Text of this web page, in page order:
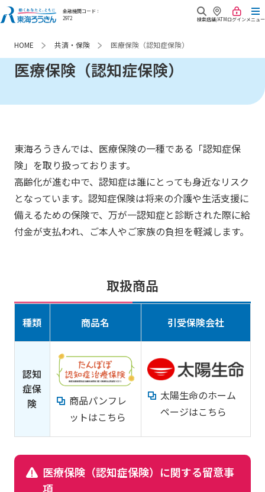
金融機関コード：
2972
検索店舗/ATMログインメニュー
キャンペーン
東海ろうきん
について
商品・サービス
ローン
各種サービス
相続
共済・保険
Webローン申込み
よくあるご質問
各種お問合せ
各種帳票ダウンロード
HOME 共済・保険 医療保険（認知症保険）
医療保険（認知症保険）
東海ろうきんでは、医療保険の一種である「認知症保
険」を取り扱っております。
高齢化が進む中で、認知症は誰にとっても身近なリスク
となっています。認知症保険は将来の介護や生活支援に
備えるための保険で、万が一認知症と診断された際に給
付金が支払われ、ご本人やご家族の負担を軽減します。
取扱商品
種類 商品名 引受保険会社
認知
症保
険
商品パンフレ
ットはこちら
太陽生命のホーム
ページはこちら
医療保険（認知症保険）に関する留意事
項